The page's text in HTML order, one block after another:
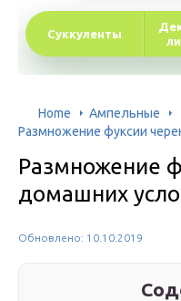
Суккуленты
Home
Ампельные
Размножение фуксии
Размножение
домашних
Обновлено: 10.10.2019